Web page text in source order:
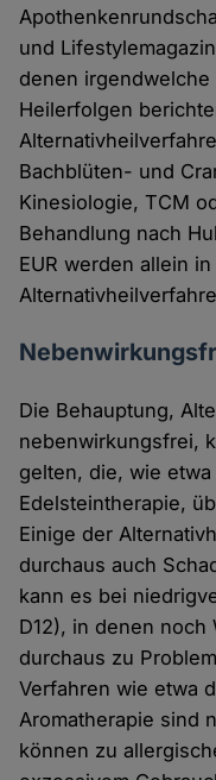
und
denen
Heilerfolgen
Bachblüten- und
Kinesiologie, TCM
Behandlung nach
EUR werden allein
Die Behauptung,
nebenwirkungsfrei,
gelten, die, wie
Edelsteintherapie,
Einige der
durchaus auch
kann es bei
D12), in denen
durchaus zu
Verfahren wie etwa
Aromatherapie sind
können zu